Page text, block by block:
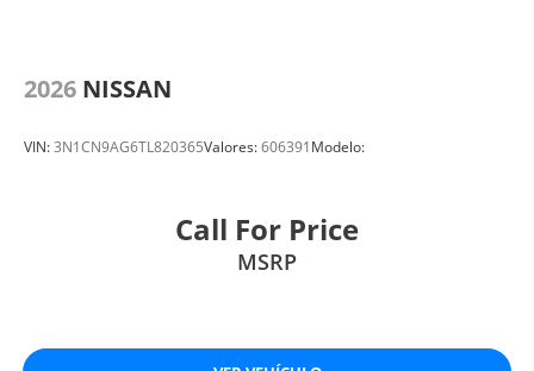
2026 NISSAN
VIN:3N1CN9AG6TL820365Valores:606391Modelo:
Call For Price
MSRP